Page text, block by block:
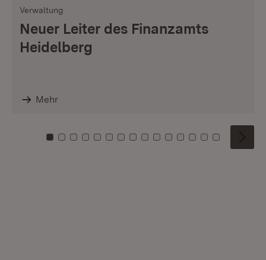
Verwaltung
Neuer Leiter des Finanzamts
Heidelberg
Mehr
Zu Kachel: 0
Zu Kachel: 1
Zu Kachel: 2
Zu Kachel: 3
Zu Kachel: 4
Zu Kachel: 5
Zu Kachel: 6
Zu Kachel: 7
Zu Kachel: 8
Zu Kachel: 9
Zu Kachel: 10
Zu Kachel: 11
Zu Kachel: 12
Zu Kachel:
Zu